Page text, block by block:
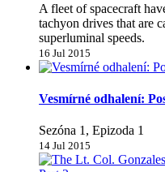
A fleet of spacecraft
tachyon drives that are
superluminal speeds.
16 Jul 2015
Vesmírné odhalení:
Sezóna 1, Epizoda 1
14 Jul 2015